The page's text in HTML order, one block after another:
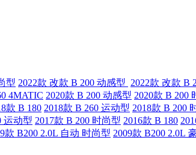
型 2022款 改款 B 200 动感型 2022款 改款 B
4MATIC 2020款 B 200 动感型 2020款 B 200
款 B 180 2018款 B 260 运动型 2018款 B 200
运动型 2017款 B 200 时尚型 2016款 B 180
款 B200 2.0L 自动 时尚型 2009款 B200 2.0L